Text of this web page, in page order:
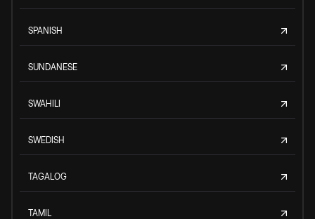
SPANISH
SUNDANESE
SWAHILI
SWEDISH
TAGALOG
TAMIL